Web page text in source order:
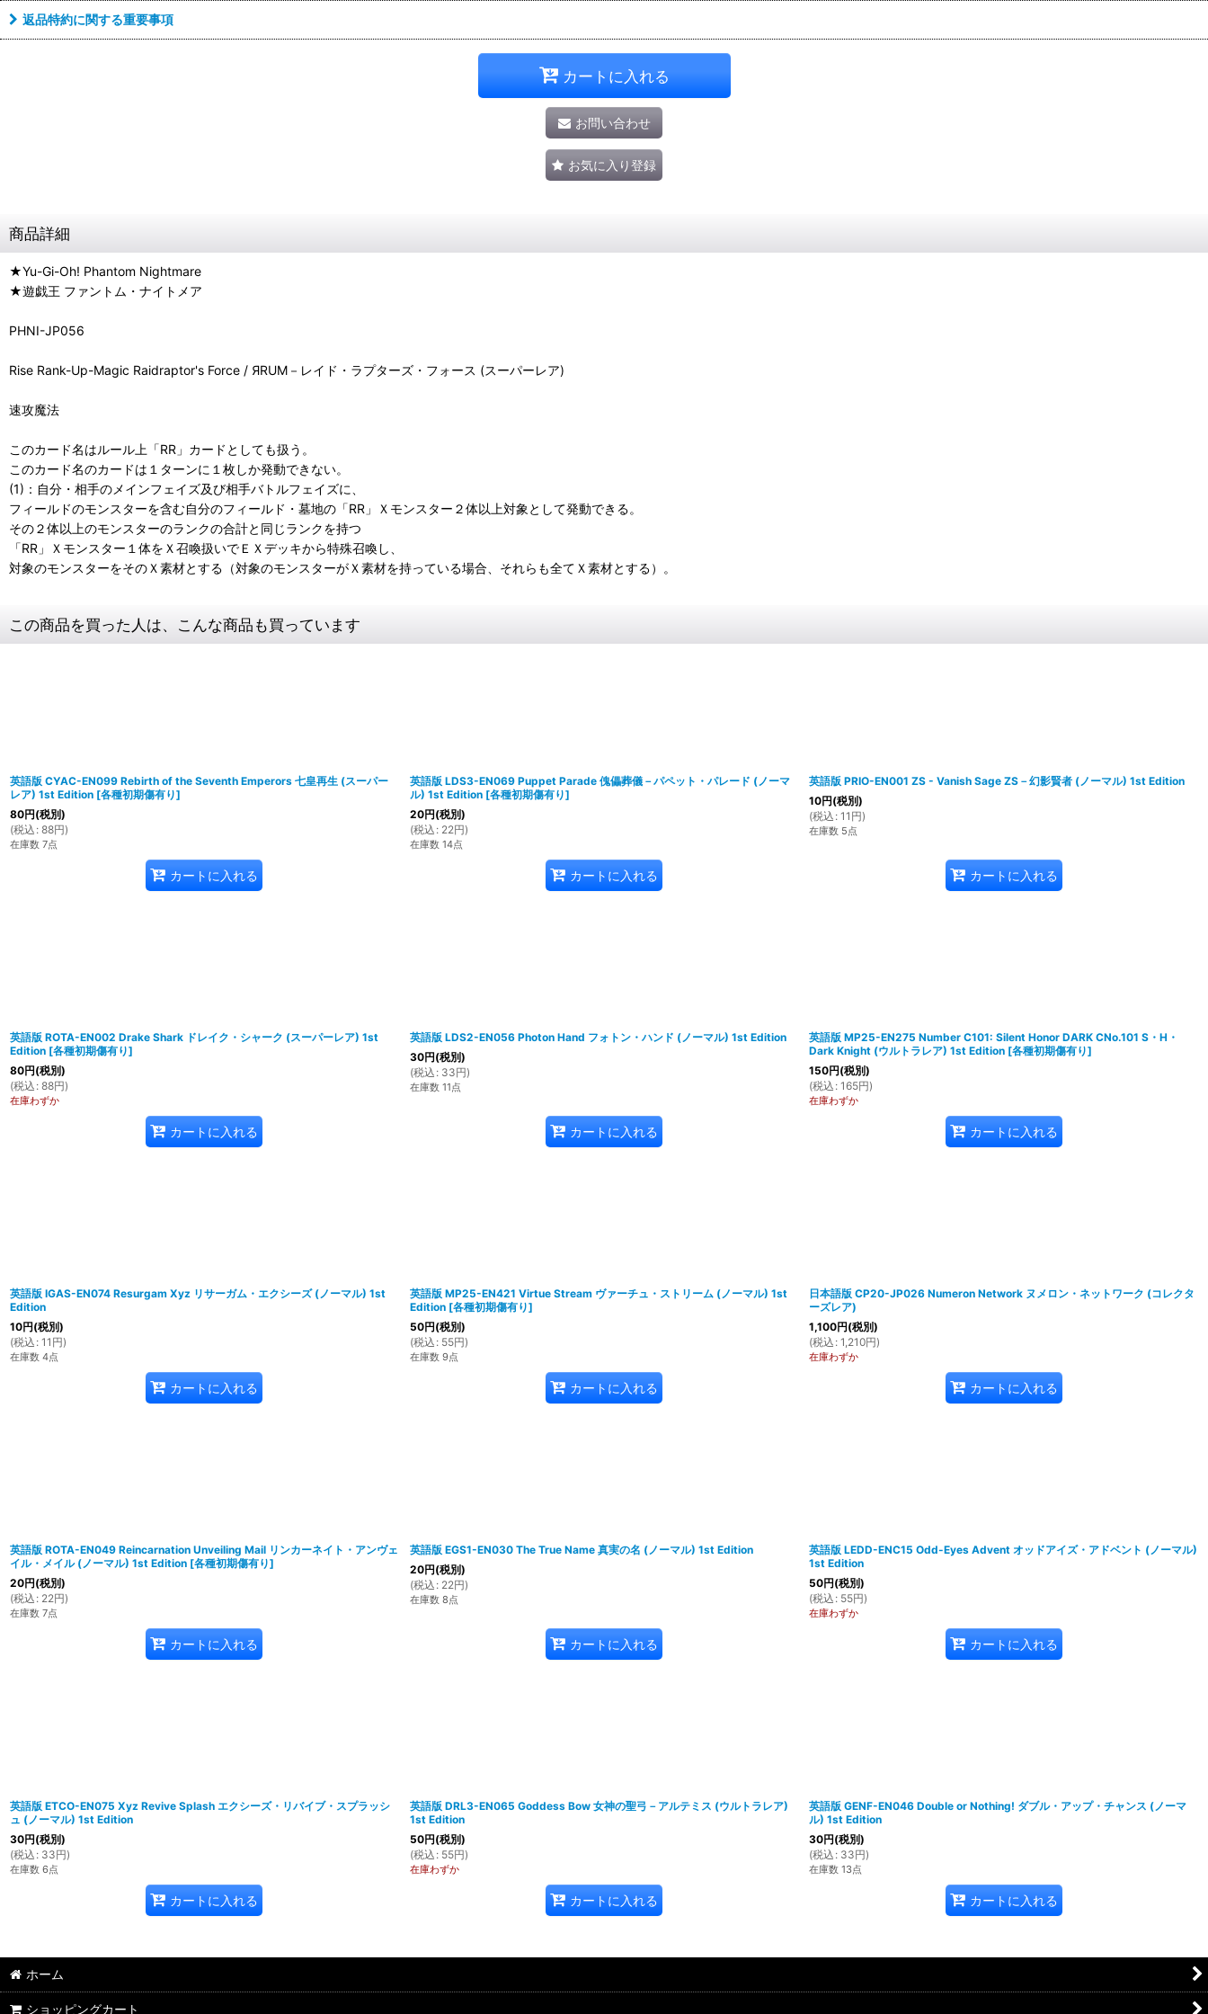
返品特約に関する重要事項
カートに入れる
お問い合わせ
お気に入り登録
商品詳細
★Yu-Gi-Oh! Phantom Nightmare
★遊戯王 ファントム・ナイトメア
PHNI-JP056
Rise Rank-Up-Magic Raidraptor's Force / ЯRUM－レイド・ラプターズ・フォース (スーパーレア)
速攻魔法
このカード名はルール上「RR」カードとしても扱う。
このカード名のカードは１ターンに１枚しか発動できない。
(1)：自分・相手のメインフェイズ及び相手バトルフェイズに、
フィールドのモンスターを含む自分のフィールド・墓地の「RR」Ｘモンスター２体以上対象として発動できる。
その２体以上のモンスターのランクの合計と同じランクを持つ
「RR」Ｘモンスター１体をＸ召喚扱いでＥＸデッキから特殊召喚し、
対象のモンスターをそのＸ素材とする（対象のモンスターがＸ素材を持っている場合、それらも全てＸ素材とする）。
この商品を買った人は、こんな商品も買っています
英語版 CYAC-EN099 Rebirth of the Seventh Emperors 七皇再生 (スーパー
レア) 1st Edition [各種初期傷有り]
80円(税別)
(税込 : 88円)
在庫数 7点
カートに入れる
英語版 LDS3-EN069 Puppet Parade 傀儡葬儀－パペット・パレード (ノーマ
ル) 1st Edition [各種初期傷有り]
20円(税別)
(税込 : 22円)
在庫数 14点
カートに入れる
英語版 PRIO-EN001 ZS - Vanish Sage ZS－幻影賢者 (ノーマル) 1st Edition
10円(税別)
(税込 : 11 円)
在庫数 5点
カートに入れる
英語版 ROTA-EN002 Drake Shark ドレイク・シャーク (スーパーレア) 1st
Edition [各種初期傷有り]
80円(税別)
(税込 : 88円)
在庫わずか
カートに入れる
英語版 LDS2-EN056 Photon Hand フォトン・ハンド (ノーマル) 1st Edition
30円(税別)
(税込 : 33円)
在庫数 11点
カートに入れる
英語版 MP25-EN275 Number C101: Silent Honor DARK CNo.101 S・H・
Dark Knight (ウルトラレア) 1st Edition [各種初期傷有り]
150円(税別)
(税込 : 165円)
在庫わずか
カートに入れる
英語版 IGAS-EN074 Resurgam Xyz リサーガム・エクシーズ (ノーマル) 1st
Edition
10円(税別)
(税込 : 11 円)
在庫数 4点
カートに入れる
英語版 MP25-EN421 Virtue Stream ヴァーチュ・ストリーム (ノーマル) 1st
Edition [各種初期傷有り]
50円(税別)
(税込 : 55円)
在庫数 9点
カートに入れる
日本語版 CP20-JP026 Numeron Network ヌメロン・ネットワーク (コレクタ
ーズレア)
1,100円(税別)
(税込 : 1,210円)
在庫わずか
カートに入れる
英語版 ROTA-EN049 Reincarnation Unveiling Mail リンカーネイト・アンヴェ
イル・メイル (ノーマル) 1st Edition [各種初期傷有り]
20円(税別)
(税込 : 22円)
在庫数 7点
カートに入れる
英語版 EGS1-EN030 The True Name 真実の名 (ノーマル) 1st Edition
20円(税別)
(税込 : 22円)
在庫数 8点
カートに入れる
英語版 LEDD-ENC15 Odd-Eyes Advent オッドアイズ・アドベント (ノーマル)
1st Edition
50円(税別)
(税込 : 55円)
在庫わずか
カートに入れる
英語版 ETCO-EN075 Xyz Revive Splash エクシーズ・リバイブ・スプラッシ
ュ (ノーマル) 1st Edition
30円(税別)
(税込 : 33円)
在庫数 6点
カートに入れる
英語版 DRL3-EN065 Goddess Bow 女神の聖弓－アルテミス (ウルトラレア)
1st Edition
50円(税別)
(税込 : 55円)
在庫わずか
カートに入れる
英語版 GENF-EN046 Double or Nothing! ダブル・アップ・チャンス (ノーマ
ル) 1st Edition
30円(税別)
(税込 : 33円)
在庫数 13点
カートに入れる
ホーム
ショッピングカート